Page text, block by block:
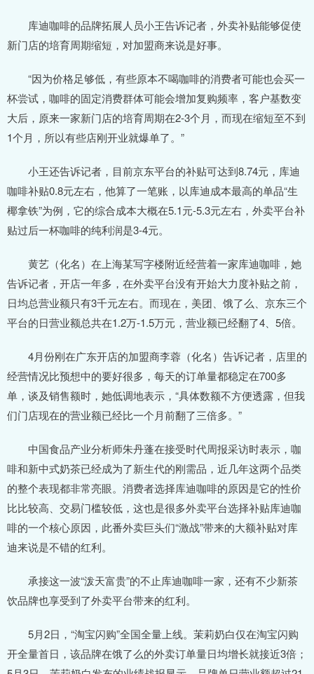
库迪咖啡的品牌拓展人员小王告诉记者，外卖补贴能够促使
新门店的培育周期缩短，对加盟商来说是好事。
“因为价格足够低，有些原本不喝咖啡的消费者可能也会买一
杯尝试，咖啡的固定消费群体可能会增加复购频率，客户基数变
大后，原来一家新门店的培育周期在2-3个月，而现在缩短至不到
1个月，所以有些店刚开业就爆单了。”
小王还告诉记者，目前京东平台的补贴可达到8.74元，库迪
咖啡补贴0.8元左右，他算了一笔账，以库迪成本最高的单品“生
椰拿铁”为例，它的综合成本大概在5.1元-5.3元左右，外卖平台补
贴过后一杯咖啡的纯利润是3-4元。
黄艺（化名）在上海某写字楼附近经营着一家库迪咖啡，她
告诉记者，开店一年多，在外卖平台没有开始大力度补贴之前，
日均总营业额只有3千元左右。而现在，美团、饿了么、京东三个
平台的日营业额总共在1.2万-1.5万元，营业额已经翻了4、5倍。
4月份刚在广东开店的加盟商李蓉（化名）告诉记者，店里的
经营情况比预想中的要好很多，每天的订单量都稳定在700多
单，谈及销售额时，她低调地表示，“具体数额不方便透露，但我
们门店现在的营业额已经比一个月前翻了三倍多。”
中国食品产业分析师朱丹蓬在接受时代周报采访时表示，咖
啡和新中式奶茶已经成为了新生代的刚需品，近几年这两个品类
的整个表现都非常亮眼。消费者选择库迪咖啡的原因是它的性价
比比较高、交易门槛较低，这也是很多外卖平台选择补贴库迪咖
啡的一个核心原因，此番外卖巨头们“激战”带来的大额补贴对库
迪来说是不错的红利。
承接这一波“泼天富贵”的不止库迪咖啡一家，还有不少新茶
饮品牌也享受到了外卖平台带来的红利。
5月2日，“淘宝闪购”全国全量上线。茉莉奶白仅在淘宝闪购
开全量首日，该品牌在饿了么的外卖订单量日均增长就接近3倍；